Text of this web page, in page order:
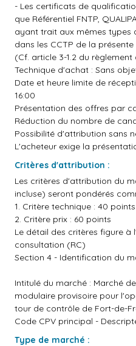
- Les certificats de
que Référentiel FNTP,
ayant trait aux mêmes types
dans les CCTP de la
(Cf. article 3-1.2 du
Technique d'achat : Sans
Date et heure limite de
16:00
Présentation des offres par
Réduction du nombre de
Possibilité d'attribution sans
L'acheteur exige la
Critères d'attribution :
Les critères d'attribution du
incluse) seront pondérés
1. Critère technique : 40 points
2. Critère prix : 60 points
Le détail des critères figure
consultation (RC)
Section 4 - Identification du
Intitulé du marché : Marché
modulaire provisoire pour
tour de contrôle de Fort-de-
Code CPV principal -
Type de marché :